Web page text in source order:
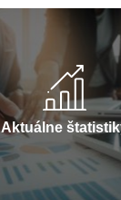
Aktuálne